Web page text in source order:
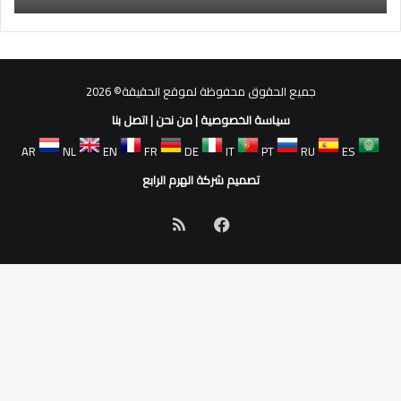
جميع الحقوق محفوظة لموقع الحقيقة© 2026
سياسة الخصوصية|من نحن|اتصل بنا
AR
NL EN FR DE IT PT RU
ES
تصميم شركة الهرم الرابع
فيسبوك
الموقع